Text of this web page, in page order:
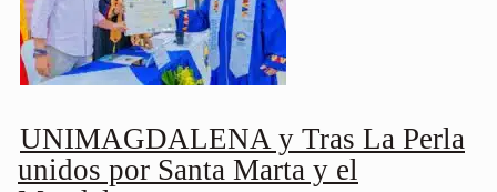
UNIMAGDALENA y Tras La Perla
unidos por Santa Marta y el